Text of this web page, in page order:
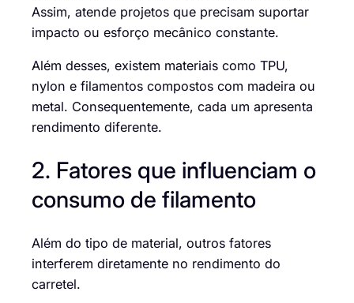
Assim, atende projetos que precisam suportar
impacto ou esforço mecânico constante.
Além desses, existem materiais como TPU,
nylon e filamentos compostos com madeira ou
metal. Consequentemente, cada um apresenta
rendimento diferente.
2. Fatores que influenciam o
consumo de filamento
Além do tipo de material, outros fatores
interferem diretamente no rendimento do
carretel.